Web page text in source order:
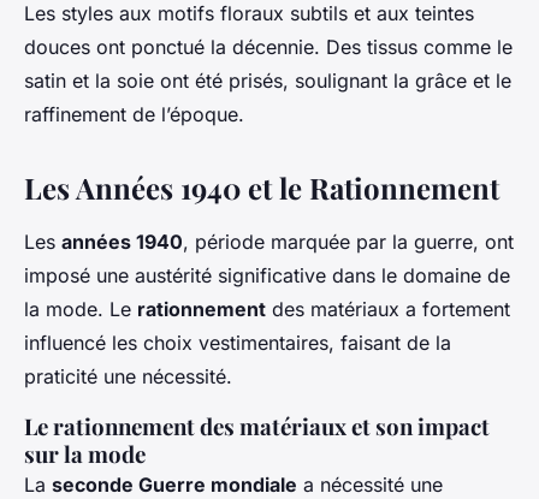
Les styles aux motifs floraux subtils et aux teintes
douces ont ponctué la décennie. Des tissus comme le
satin et la soie ont été prisés, soulignant la grâce et le
raffinement de l’époque.
Les Années 1940 et le Rationnement
Les années 1940, période marquée par la guerre, ont
imposé une austérité significative dans le domaine de
la mode. Le rationnement des matériaux a fortement
influencé les choix vestimentaires, faisant de la
praticité une nécessité.
Le rationnement des matériaux et son impact
sur la mode
La seconde Guerre mondiale a nécessité une